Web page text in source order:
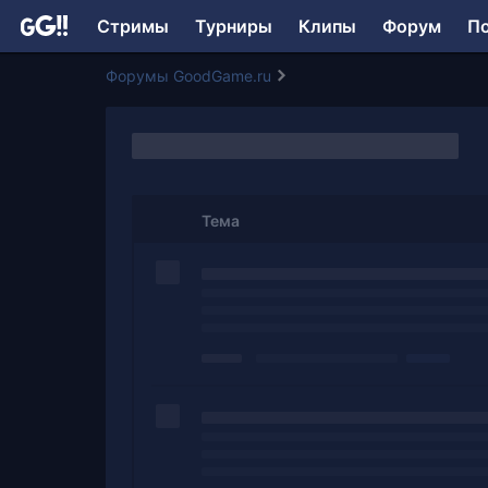
Стримы Турниры Клипы Форум
Форумы GoodGame.ru
Тема